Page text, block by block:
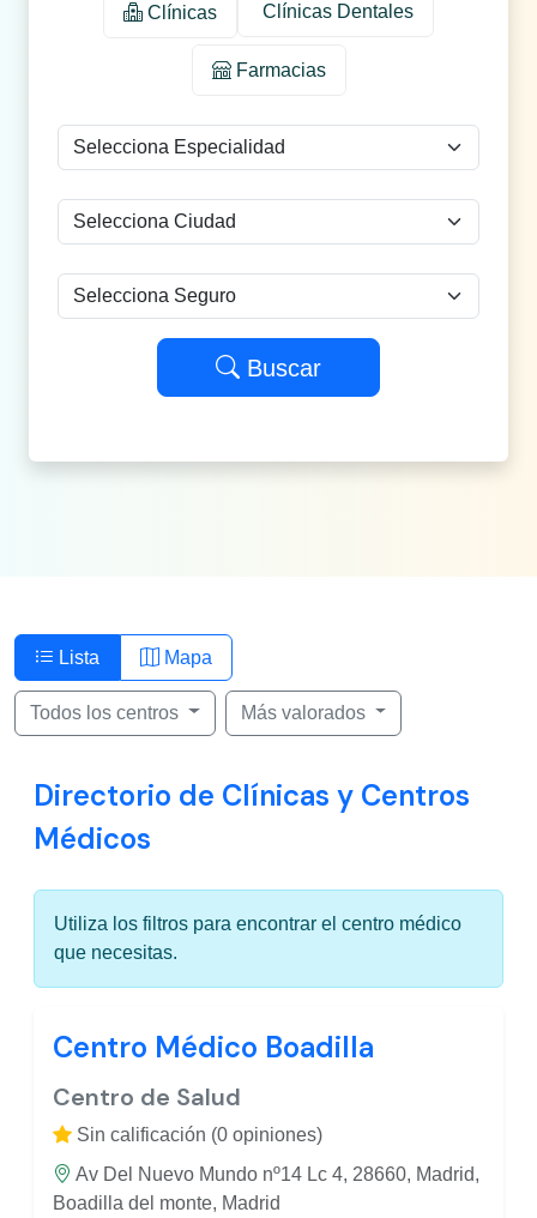
Clínicas Clínicas Dentales
Farmacias
Buscar
Lista Mapa
Todos los centros Más valorados
Directorio de Clínicas y Centros
Médicos
Utiliza los filtros para encontrar el centro médico
que necesitas.
Centro Médico Boadilla
Centro de Salud
Sin calificación (0 opiniones)
Av Del Nuevo Mundo nº14 Lc 4, 28660, Madrid,
Boadilla del monte, Madrid